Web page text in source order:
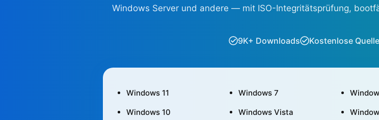
Windows Server und andere — mit ISO-Integritätsprüfung,
9K+ Downloads Kostenlose
Windows 11
Windows 10
Windows 7
Windows Vista